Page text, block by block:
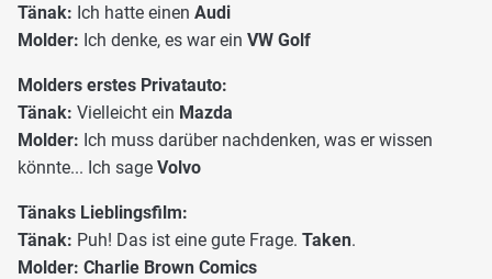
Tänak: Ich hatte einen Audi
Molder: Ich denke, es war ein VW Golf
Molders erstes Privatauto:
Tänak: Vielleicht ein Mazda
Molder: Ich muss darüber nachdenken, was er wissen
könnte... Ich sage Volvo
Tänaks Lieblingsfilm:
Tänak: Puh! Das ist eine gute Frage. Taken.
Molder: Charlie Brown Comics